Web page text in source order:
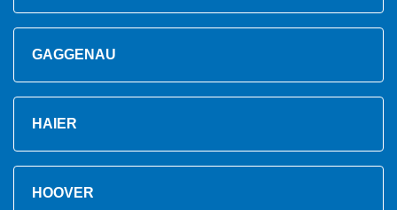
GAGGENAU
HAIER
HOOVER